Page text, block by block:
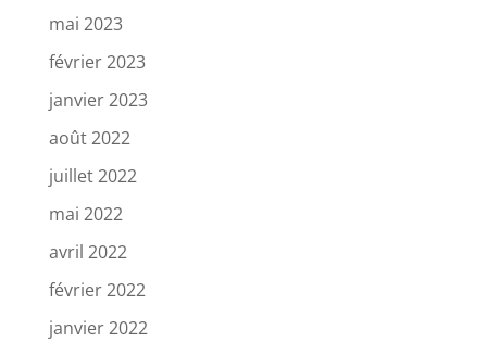
mai 2023
février 2023
janvier 2023
août 2022
juillet 2022
mai 2022
avril 2022
février 2022
janvier 2022